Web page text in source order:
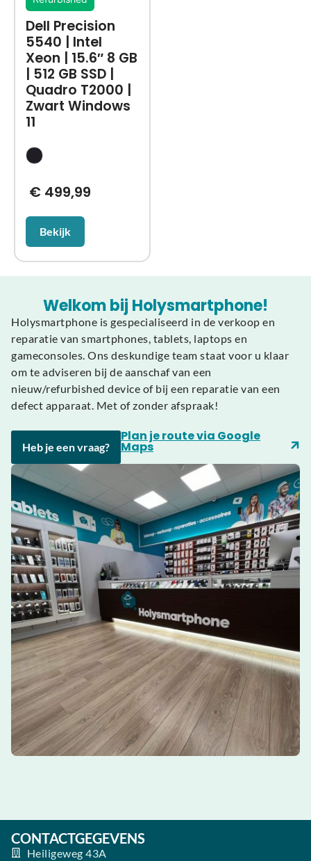
Dell Precision
5540 | Intel
Xeon | 15.6″ 8 GB
| 512 GB SSD |
Quadro T2000 |
Zwart Windows
11
€499,99
Bekijk
Welkom bij Holysmartphone!
Holysmartphone is gespecialiseerd in de verkoop en
reparatie van smartphones, tablets, laptops en
gameconsoles. Ons deskundige team staat voor u klaar
om te adviseren bij de aanschaf van een
nieuw/refurbished device of bij een reparatie van een
defect apparaat. Met of zonder afspraak!
Heb je een vraag?
Plan je route via Google
Maps
CONTACTGEGEVENS
Heiligeweg 43A